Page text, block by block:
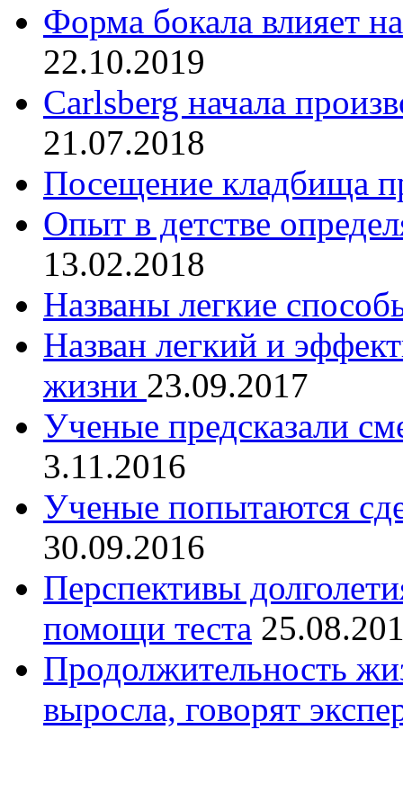
Форма бокала влияет
22.10.2019
Carlsberg начала
21.07.2018
Посещение кладбища
Опыт в детстве
13.02.2018
Названы легкие
Назван легкий и
жизни 23.09.2017
Ученые предсказали
3.11.2016
Ученые попытаются
30.09.2016
Перспективы
помощи теста
Продолжительность
выросла, говорят